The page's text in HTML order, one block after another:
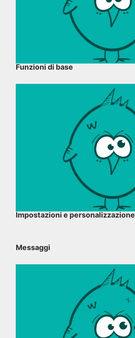
Funzioni di base
Impostazioni e personalizzazione
Messaggi